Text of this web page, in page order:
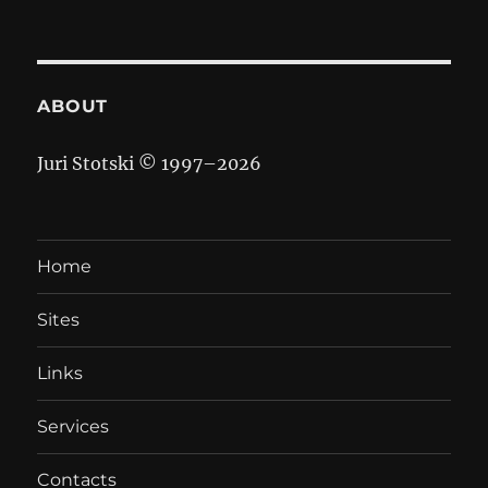
ABOUT
Juri Stotski © 1997–2026
Home
Sites
Links
Services
Contacts